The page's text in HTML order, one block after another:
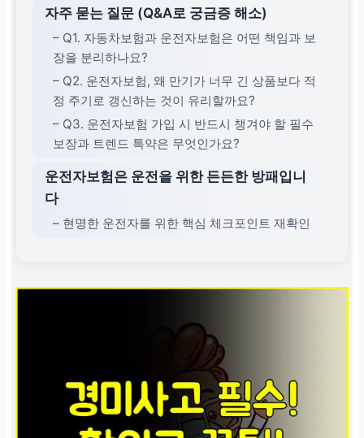
자주 묻는 질문 (Q&A로 궁금증 해소)
– Q1. 자동차보험과 운전자보험은 어떤 책임과 보
장을 분리하나요?
– Q2. 운전자보험, 왜 만기가 너무 긴 상품보다 적
정 주기로 갱신하는 것이 유리할까요?
– Q3. 운전자보험 가입 시 반드시 챙겨야 할 필수
보장과 트렌드 특약은 무엇인가요?
운전자보험은 운전을 위한 든든한 방패입니
다
– 현명한 운전자를 위한 핵심 체크포인트 재확인